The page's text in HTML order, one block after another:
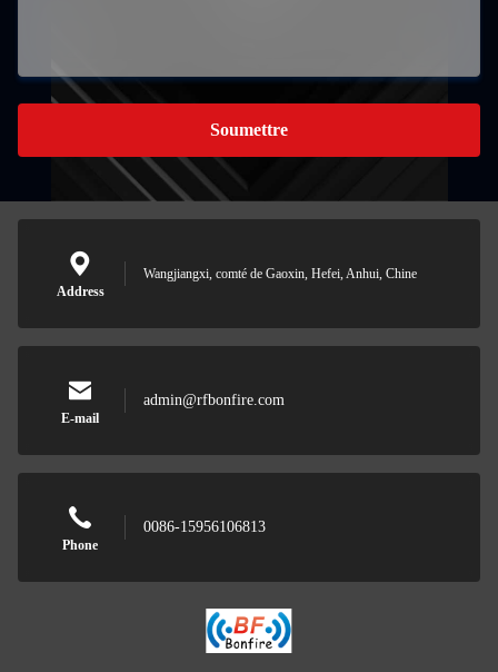
Soumettre
Address
Wangjiangxi, comté de Gaoxin, Hefei, Anhui, Chine
E-mail
admin@rfbonfire.com
Phone
0086-15956106813